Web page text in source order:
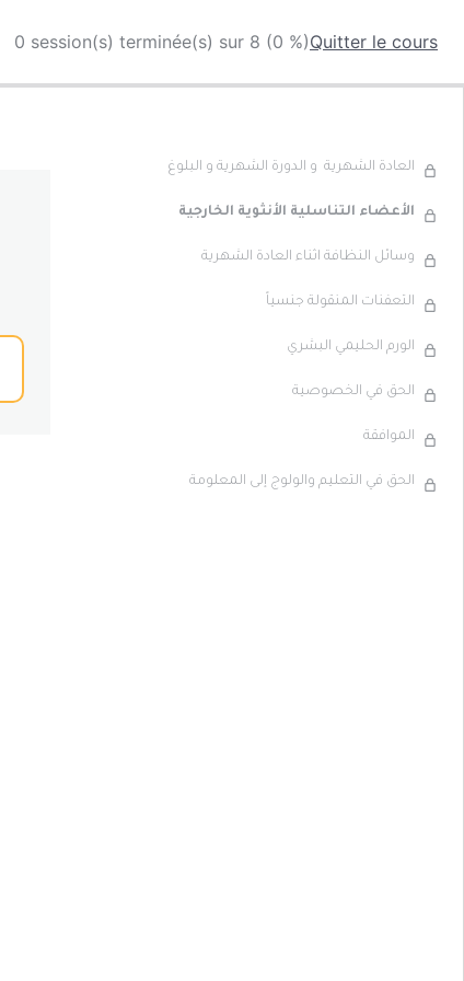
0 session(s) terminée(s) sur 8 (0 %)Quitter le cours
العادة الشهرية و الدورة الشهرية و البلوغ
الأعضاء التناسلية الأنثوية الخارجية
وسائل النظافة اثناء العادة الشهرية
التعفنات المنقولة جنسياً
الورم الحليمي البشري
الحق في الخصوصية
الموافقة
الحق في التعليم والولوج إلى المعلومة